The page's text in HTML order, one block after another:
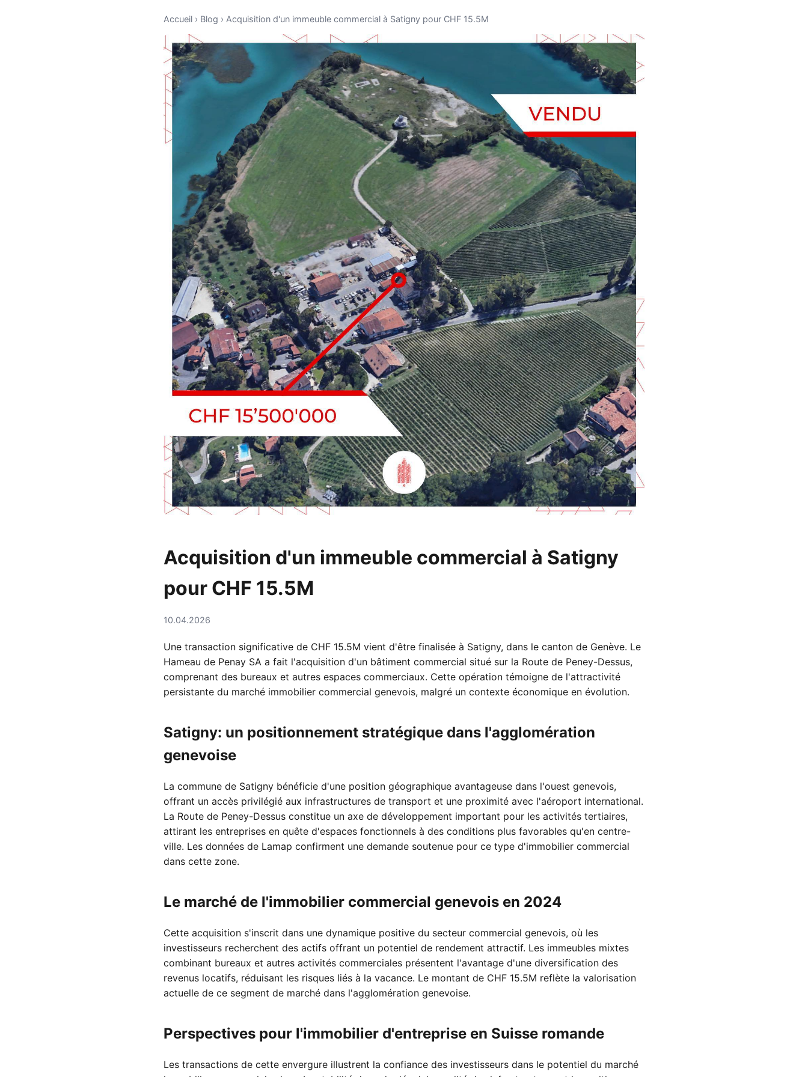
Accueil › Blog › Acquisition d'un immeuble commercial à Satigny pour CHF 15.5M
Acquisition d'un immeuble commercial à Satigny
pour CHF 15.5M
10.04.2026
Une transaction significative de CHF 15.5M vient d'être finalisée à Satigny, dans le canton de Genève. Le
Hameau de Penay SA a fait l'acquisition d'un bâtiment commercial situé sur la Route de Peney-Dessus,
comprenant des bureaux et autres espaces commerciaux. Cette opération témoigne de l'attractivité
persistante du marché immobilier commercial genevois, malgré un contexte économique en évolution.
Satigny: un positionnement stratégique dans l'agglomération
genevoise
La commune de Satigny bénéficie d'une position géographique avantageuse dans l'ouest genevois,
offrant un accès privilégié aux infrastructures de transport et une proximité avec l'aéroport international.
La Route de Peney-Dessus constitue un axe de développement important pour les activités tertiaires,
attirant les entreprises en quête d'espaces fonctionnels à des conditions plus favorables qu'en centre-
ville. Les données de Lamap confirment une demande soutenue pour ce type d'immobilier commercial
dans cette zone.
Le marché de l'immobilier commercial genevois en 2024
Cette acquisition s'inscrit dans une dynamique positive du secteur commercial genevois, où les
investisseurs recherchent des actifs offrant un potentiel de rendement attractif. Les immeubles mixtes
combinant bureaux et autres activités commerciales présentent l'avantage d'une diversification des
revenus locatifs, réduisant les risques liés à la vacance. Le montant de CHF 15.5M reflète la valorisation
actuelle de ce segment de marché dans l'agglomération genevoise.
Perspectives pour l'immobilier d'entreprise en Suisse romande
Les transactions de cette envergure illustrent la confiance des investisseurs dans le potentiel du marché